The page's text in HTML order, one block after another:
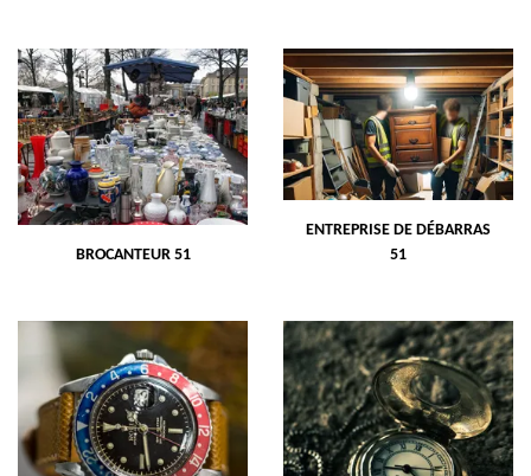
BROCANTEUR 51
ENTREPRISE DE DÉBARRAS
51